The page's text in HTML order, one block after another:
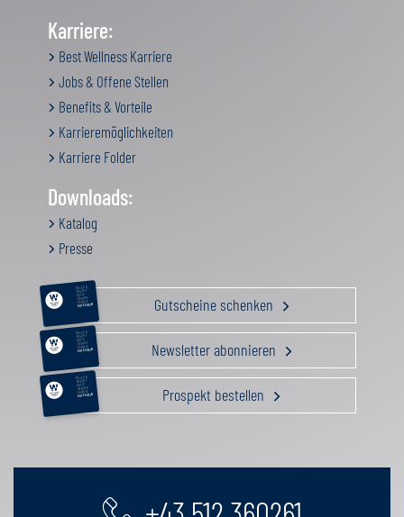
Karriere:
Best Wellness Karriere
Jobs & Offene Stellen
Benefits & Vorteile
Karrieremöglichkeiten
Karriere Folder
Downloads:
Katalog
Presse
RELAX &
BEAUTY
AKTIV
GENUSS
FAMILIE
GUTSCHEIN Gutscheine schenken
RELAX &
BEAUTY
AKTIV
GENUSS
FAMILIE
GUTSCHEIN Newsletter abonnieren
RELAX &
BEAUTY
AKTIV
GENUSS
FAMILIE
GUTSCHEIN Prospekt bestellen